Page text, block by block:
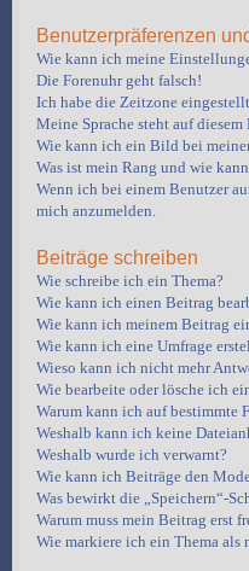
Benutzerpräferenzen
Wie kann ich meine
Die Forenuhr geht falsch!
Ich habe die Zeitzone
Meine Sprache steht auf
Wie kann ich ein Bild bei
Was ist mein Rang und wie
Wenn ich bei einem Benutzer
mich anzumelden.
Beiträge schreiben
Wie schreibe ich ein Thema?
Wie kann ich einen Beitrag
Wie kann ich meinem Beitrag
Wie kann ich eine Umfrage
Wieso kann ich nicht mehr
Wie bearbeite oder lösche ich
Warum kann ich auf bestimmte
Weshalb kann ich keine
Weshalb wurde ich verwarnt?
Wie kann ich Beiträge den
Was bewirkt die „Speichern“-
Warum muss mein Beitrag erst
Wie markiere ich ein Thema als